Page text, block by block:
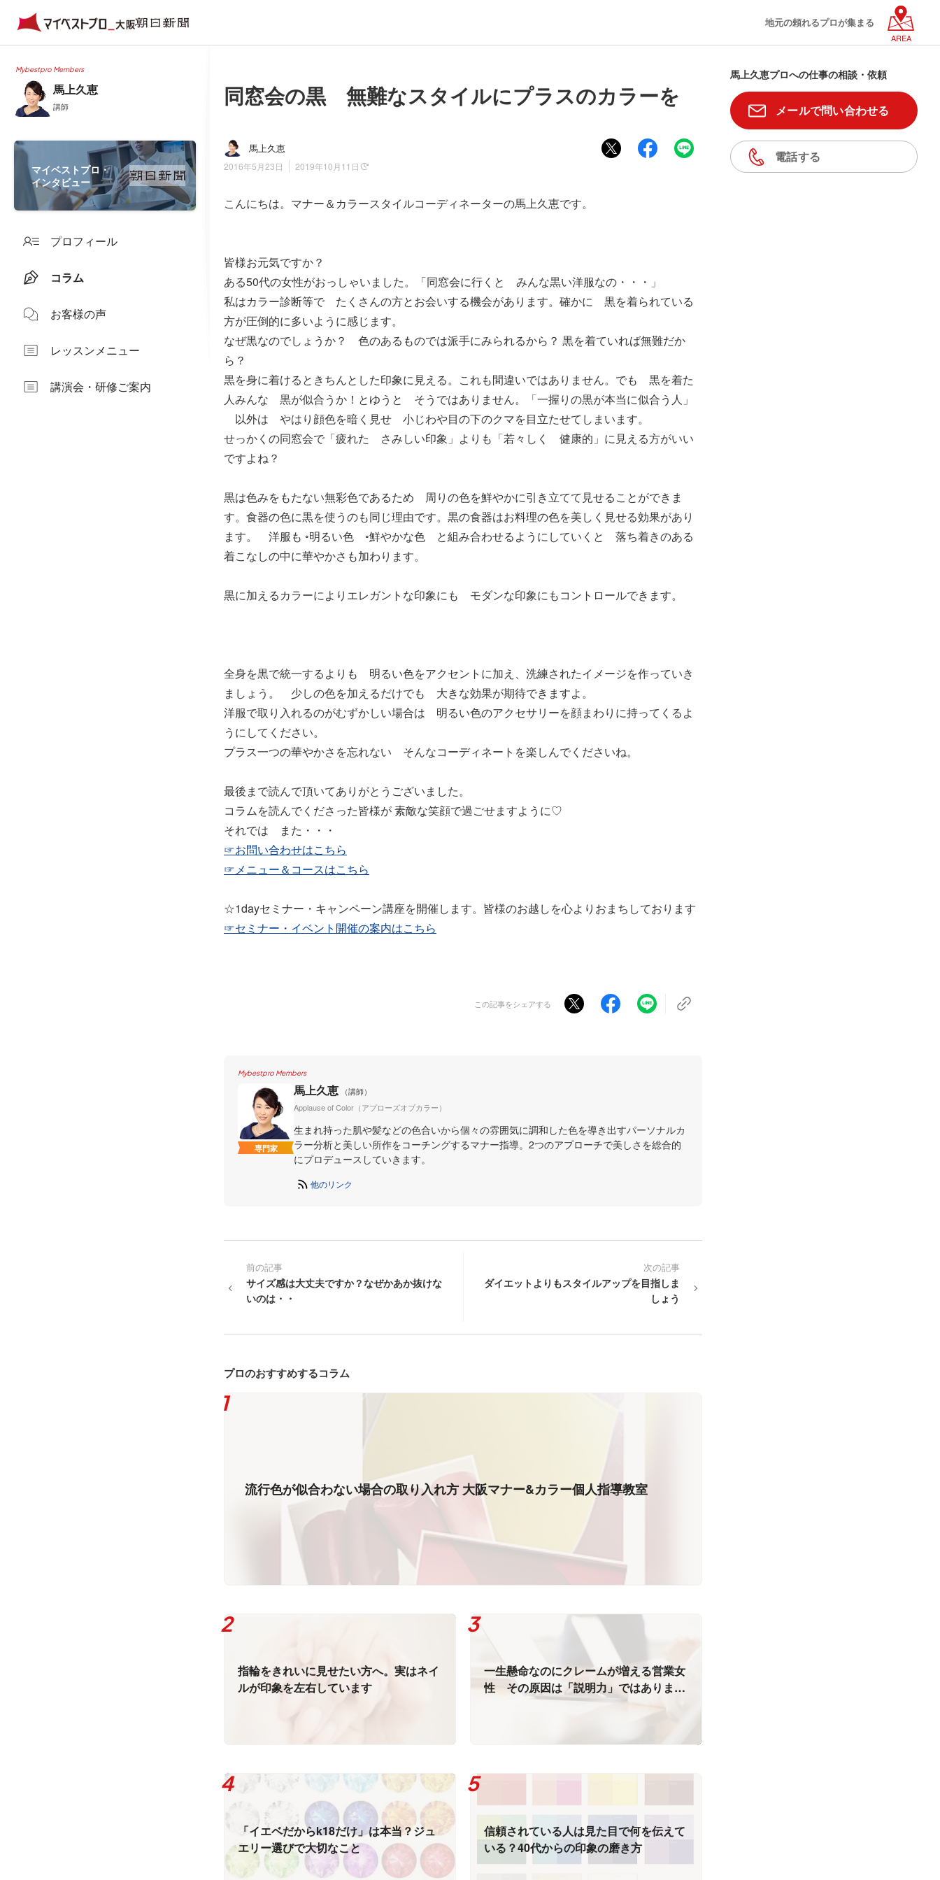
地元の頼れるプロが集まる
AREA
Mybestpro Members
馬上久恵
講師
マイベストプロ・
インタビュー
プロフィール
コラム
お客様の声
レッスンメニュー
講演会・研修ご案内
同窓会の黒 無難なスタイルにプラスのカラーを
馬上久恵
2016年5月23日 2019年10月11日
こんにちは。マナー＆カラースタイルコーディネーターの馬上久恵です。
皆様お元気ですか？
ある50代の女性がおっしゃいました。「同窓会に行くと みんな黒い洋服なの・・・」
私はカラー診断等で たくさんの方とお会いする機会があります。確かに 黒を着られている
方が圧倒的に多いように感じます。
なぜ黒なのでしょうか？ 色のあるものでは派手にみられるから？ 黒を着ていれば無難だか
ら？
黒を身に着けるときちんとした印象に見える。これも間違いではありません。でも 黒を着た
人みんな 黒が似合うか！とゆうと そうではありません。「一握りの黒が本当に似合う人」
以外は やはり顔色を暗く見せ 小じわや目の下のクマを目立たせてしまいます。
せっかくの同窓会で「疲れた さみしい印象」よりも「若々しく 健康的」に見える方がいい
ですよね？
黒は色みをもたない無彩色であるため 周りの色を鮮やかに引き立てて見せることができま
す。食器の色に黒を使うのも同じ理由です。黒の食器はお料理の色を美しく見せる効果があり
ます。 洋服も ◦明るい色 ◦鮮やかな色 と組み合わせるようにしていくと 落ち着きのある
着こなしの中に華やかさも加わります。
黒に加えるカラーによりエレガントな印象にも モダンな印象にもコントロールできます。
全身を黒で統一するよりも 明るい色をアクセントに加え、洗練されたイメージを作っていき
ましょう。 少しの色を加えるだけでも 大きな効果が期待できますよ。
洋服で取り入れるのがむずかしい場合は 明るい色のアクセサリーを顔まわりに持ってくるよ
うにしてください。
プラス一つの華やかさを忘れない そんなコーディネートを楽しんでくださいね。
最後まで読んで頂いてありがとうございました。
コラムを読んでくださった皆様が 素敵な笑顔で過ごせますように♡
それでは また・・・
☞お問い合わせはこちら
☞メニュー＆コースはこちら
☆1dayセミナー・キャンペーン講座を開催します。皆様のお越しを心よりおまちしております
☞セミナー・イベント開催の案内はこちら
この記事をシェアする
Mybestpro Members
専門家
馬上久恵
（講師）
Applause of Color（アプローズオブカラー）
生まれ持った肌や髪などの色合いから個々の雰囲気に調和した色を導き出すパーソナルカ
ラー分析と美しい所作をコーチングするマナー指導。2つのアプローチで美しさを総合的
にプロデュースしていきます。
他のリンク
前の記事
サイズ感は大丈夫ですか？なぜかあか抜けな
いのは・・
次の記事
ダイエットよりもスタイルアップを目指しま
しょう
プロのおすすめするコラム
流行色が似合わない場合の取り入れ方 大阪マナー&カラー個人指導教室
指輪をきれいに見せたい方へ。実はネイ
ルが印象を左右しています
一生懸命なのにクレームが増える営業女
性 その原因は「説明力」ではありませ
「イエベだからk18だけ」は本当？ジュ
エリー選びで大切なこと
信頼されている人は見た目で何を伝えて
いる？40代からの印象の磨き方
馬上久恵プロへの仕事の相談・依頼
メールで問い合わせる
電話する